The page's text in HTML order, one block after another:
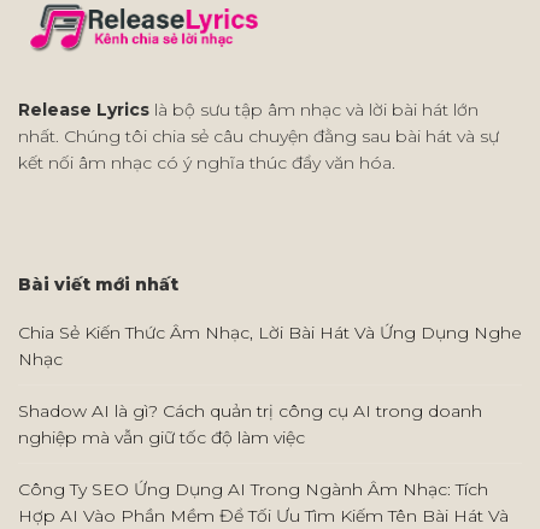
Release Lyrics là bộ sưu tập âm nhạc và lời bài hát lớn
nhất. Chúng tôi chia sẻ câu chuyện đằng sau bài hát và sự
kết nối âm nhạc có ý nghĩa thúc đẩy văn hóa.
Bài viết mới nhất
Chia Sẻ Kiến Thức Âm Nhạc, Lời Bài Hát Và Ứng Dụng Nghe
Nhạc
Shadow AI là gì? Cách quản trị công cụ AI trong doanh
nghiệp mà vẫn giữ tốc độ làm việc
Công Ty SEO Ứng Dụng AI Trong Ngành Âm Nhạc: Tích
Hợp AI Vào Phần Mềm Để Tối Ưu Tìm Kiếm Tên Bài Hát Và